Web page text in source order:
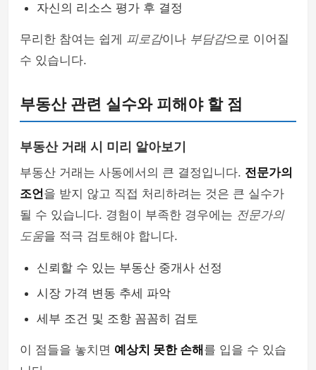
자신의 리소스 평가 후 결정
무리한 참여는 쉽게 피로감이나 부담감으로 이어질
수 있습니다.
부동산 관련 실수와 피해야 할 점
부동산 거래 시 미리 알아보기
부동산 거래는 사동에서의 큰 결정입니다. 전문가의
조언을 받지 않고 직접 처리하려는 것은 큰 실수가
될 수 있습니다. 경험이 부족한 경우에는 전문가의
도움을 적극 검토해야 합니다.
신뢰할 수 있는 부동산 중개사 선정
시장 가격 변동 추세 파악
세부 조건 및 조항 꼼꼼히 검토
이 점들을 놓치면 예상치 못한 손해 를 입을 수 있습